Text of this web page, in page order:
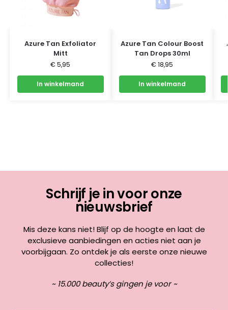
Azure Tan Exfoliator
Mitt
€ 5,95
In winkelmand
Azure Tan Colour Boost
Tan Drops 30ml
€ 18,95
In winkelmand
Schrijf je in voor onze
nieuwsbrief
Mis deze kans niet! Blijf op de hoogte en laat de
exclusieve aanbiedingen en acties niet aan je
voorbijgaan. Zo ontdek je als eerste onze nieuwe
collecties!
~ 15.000 beauty’s gingen je voor ~